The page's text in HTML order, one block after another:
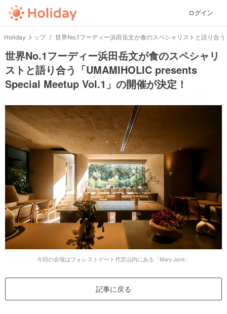
ログイン
Holiday トップ 世界No.1フーディー浜田岳文が食のスペシャリストと語り合
世界No.1フーディー浜田岳文が食のスペシャリ
ストと語り合う「UMAMIHOLIC presents
Special Meetup Vol.1」の開催が決定！
今回の会場はフォレストゲート代官山内にある「Mary Jane」
記事に戻る